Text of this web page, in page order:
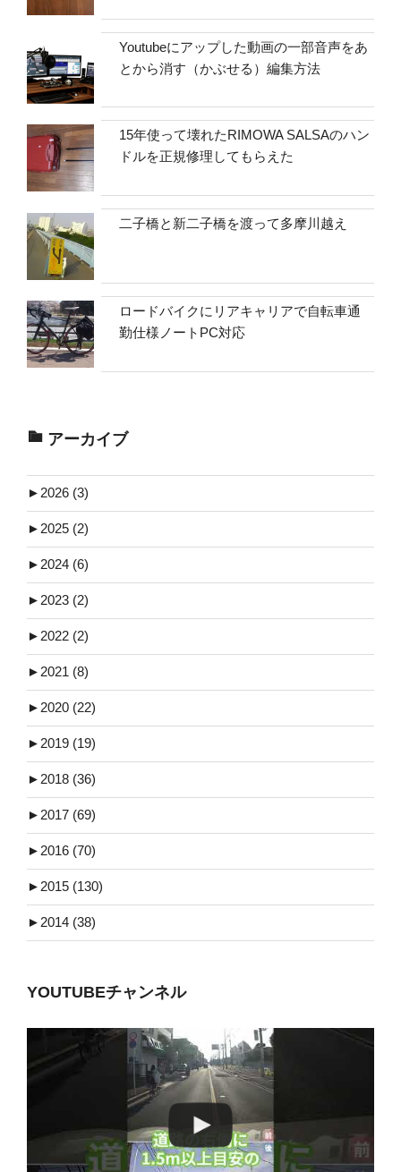
Youtubeにアップした動画の一部音声をあ
とから消す（かぶせる）編集方法
15年使って壊れたRIMOWA SALSAのハン
ドルを正規修理してもらえた
二子橋と新二子橋を渡って多摩川越え
ロードバイクにリアキャリアで自転車通
勤仕様ノートPC対応
アーカイブ
►2026 (3)
►2025 (2)
►2024 (6)
►2023 (2)
►2022 (2)
►2021 (8)
►2020 (22)
►2019 (19)
►2018 (36)
►2017 (69)
►2016 (70)
►2015 (130)
►2014 (38)
YOUTUBEチャンネル